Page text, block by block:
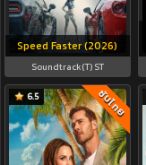
Speed Faster (2026)
Soundtrack(T) ST
6.5 ซับไทย